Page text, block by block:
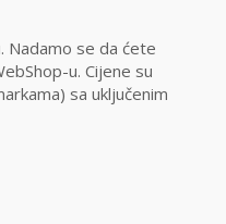
Nadamo se da ćete
u. Cijene su
sa uključenim